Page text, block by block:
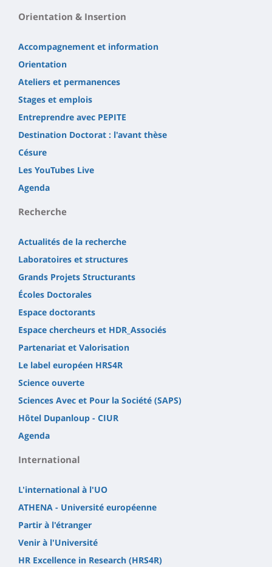
Orientation & Insertion
Accompagnement et information
Orientation
Ateliers et permanences
Stages et emplois
Entreprendre avec PEPITE
Destination Doctorat : l'avant thèse
Césure
Les YouTubes Live
Agenda
Recherche
Actualités de la recherche
Laboratoires et structures
Grands Projets Structurants
Écoles Doctorales
Espace doctorants
Espace chercheurs et HDR_Associés
Partenariat et Valorisation
Le label européen HRS4R
Science ouverte
Sciences Avec et Pour la Société (SAPS)
Hôtel Dupanloup - CIUR
Agenda
International
L'international à l'UO
ATHENA - Université européenne
Partir à l'étranger
Venir à l'Université
HR Excellence in Research (HRS4R)